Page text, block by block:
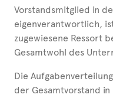
Vorstandsmitglied in
eigenverantwortlich,
zugewiesene Ressort
Gesamtwohl des
Die
der Gesamtvorstand in